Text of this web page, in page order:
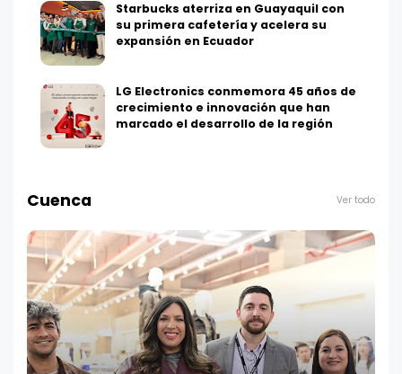
Starbucks aterriza en Guayaquil con
su primera cafetería y acelera su
expansión en Ecuador
LG Electronics conmemora 45 años de
crecimiento e innovación que han
marcado el desarrollo de la región
Cuenca Ver todo